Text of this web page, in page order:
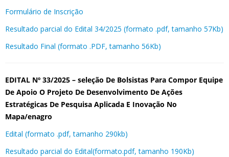
Formulário de Inscrição
Resultado parcial do Edital 34/2025 (formato .pdf, tamanho 57Kb)
Resultado Final (formato .PDF, tamanho 56Kb)
EDITAL Nº 33/2025 – seleção De Bolsistas Para Compor Equipe
De Apoio O Projeto De Desenvolvimento De Ações
Estratégicas De Pesquisa Aplicada E Inovação No
Mapa/enagro
Edital (formato .pdf, tamanho 290kb)
Resultado parcial do Edital(formato.pdf, tamanho 190Kb)